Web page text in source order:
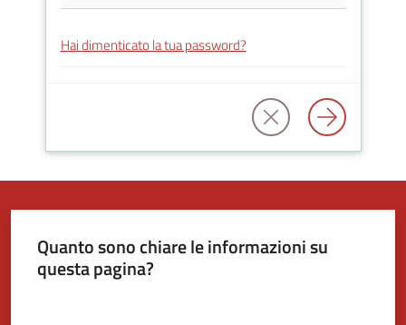
Hai dimenticato la tua password?
Quanto sono chiare le informazioni su
questa pagina?